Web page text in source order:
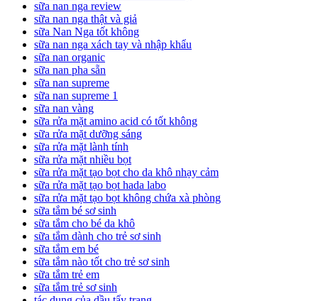
sữa nan nga review
sữa nan nga thật và giả
sữa Nan Nga tốt không
sữa nan nga xách tay và nhập khẩu
sữa nan organic
sữa nan pha sẵn
sữa nan supreme
sữa nan supreme 1
sữa nan vàng
sữa rửa mặt amino acid có tốt không
sữa rửa mặt dưỡng sáng
sữa rửa mặt lành tính
sữa rửa mặt nhiều bọt
sữa rửa mặt tạo bọt cho da khô nhạy cảm
sữa rửa mặt tạo bọt hada labo
sữa rửa mặt tạo bọt không chứa xà phòng
sữa tắm bé sơ sinh
sữa tắm cho bé da khô
sữa tắm dành cho trẻ sơ sinh
sữa tắm em bé
sữa tắm nào tốt cho trẻ sơ sinh
sữa tắm trẻ em
sữa tắm trẻ sơ sinh